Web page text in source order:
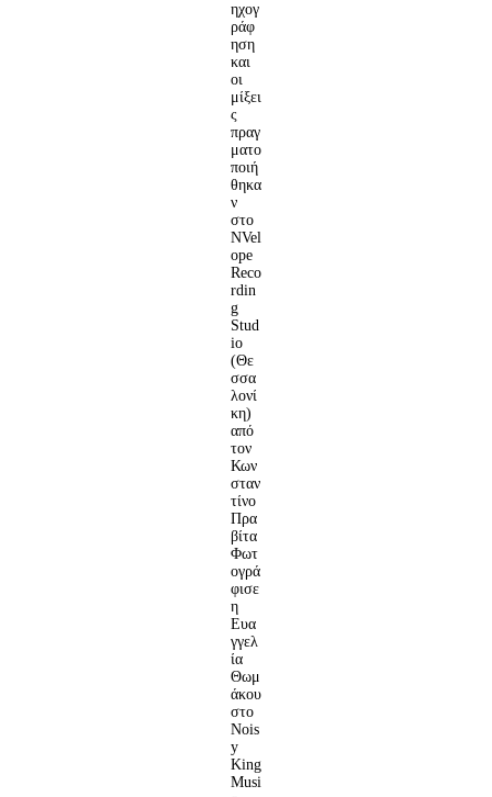
ηχογ
ράφ
ηση
και
οι
μίξει
ς
πραγ
ματο
ποιή
θηκα
ν
στο
NVel
ope
Reco
rdin
g
Stud
io
(Θε
σσα
λονί
κη)
από
τον
Κων
σταν
τίνο
Πρα
βίτα
Φωτ
ογρά
φισε
η
Ευα
γγελ
ία
Θωμ
άκου
στο
Nois
y
King
Musi